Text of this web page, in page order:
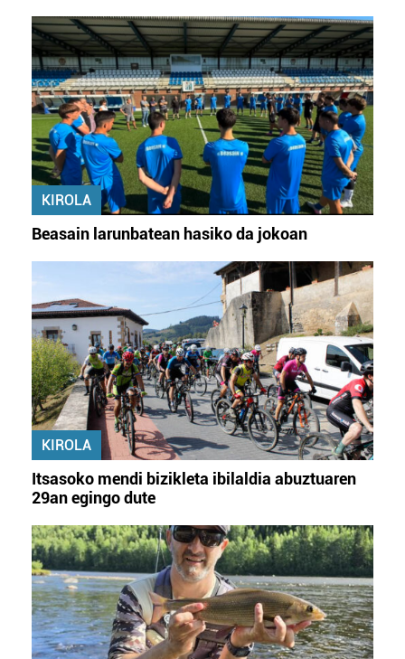
KIROLA
Beasain larunbatean hasiko da jokoan
KIROLA
Itsasoko mendi bizikleta ibilaldia abuztuaren
29an egingo dute